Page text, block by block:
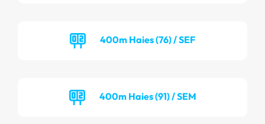
400m Haies (76) / SEF
400m Haies (91) / SEM